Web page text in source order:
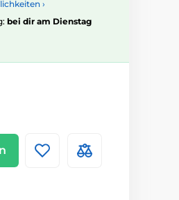
›
bei dir am Dienstag